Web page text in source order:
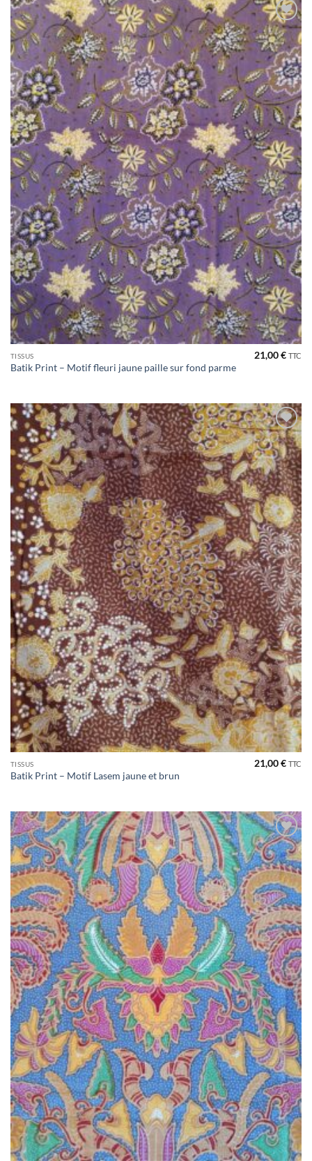
Ajouter
à la liste
de
souhaits
TISSUS
Batik Print – Motif fleuri jaune paille sur fond parme
21,00€ TTC
Ajouter
à la liste
de
souhaits
TISSUS
Batik Print – Motif Lasem jaune et brun
21,00€ TTC
Ajouter
à la liste
de
souhaits